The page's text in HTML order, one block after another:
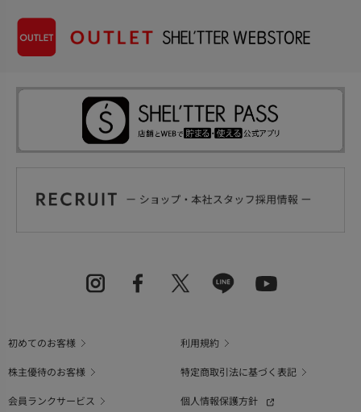
初めてのお客様
利用規約
株主優待のお客様
特定商取引法に基づく表記
会員ランクサービス
個人情報保護方針